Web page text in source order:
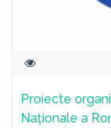
Proiecte
Naționale a